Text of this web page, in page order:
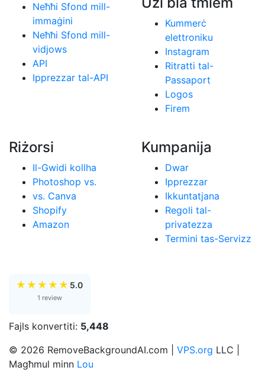
Neħħi Sfond mill-
immaġini
Neħħi Sfond mill-
vidjows
API
Ipprezzar tal-API
Kummerċ
elettroniku
Instagram
Ritratti tal-
Passaport
Logos
Firem
Riżorsi
Il-Gwidi kollha
Photoshop vs.
vs. Canva
Shopify
Amazon
Kumpanija
Dwar
Ipprezzar
Ikkuntatjana
Regoli tal-
privatezza
Termini tas-Servizz
★ ★ ★ ★ ★ 5.0
1 review
Fajls konvertiti: 5,448
© 2026 RemoveBackgroundAI.com | VPS.org LLC |
Magħmul minn Lou